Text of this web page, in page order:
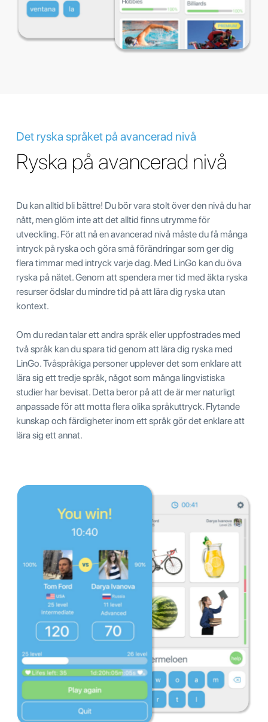
Det ryska språket på avancerad nivå
Ryska på avancerad nivå
Du kan alltid bli bättre! Du bör vara stolt över den nivå du har
nått, men glöm inte att det alltid finns utrymme för
utveckling. För att nå en avancerad nivå måste du få många
intryck på ryska och göra små förändringar som ger dig
flera timmar med intryck varje dag. Med LinGo kan du öva
ryska på nätet. Genom att spendera mer tid med äkta ryska
resurser ödslar du mindre tid på att lära dig ryska utan
kontext.
Om du redan talar ett andra språk eller uppfostrades med
två språk kan du spara tid genom att lära dig ryska med
LinGo. Tvåspråkiga personer upplever det som enklare att
lära sig ett tredje språk, något som många lingvistiska
studier har bevisat. Detta beror på att de är mer naturligt
anpassade för att motta flera olika språkuttryck. Flytande
kunskap och färdigheter inom ett språk gör det enklare att
lära sig ett annat.